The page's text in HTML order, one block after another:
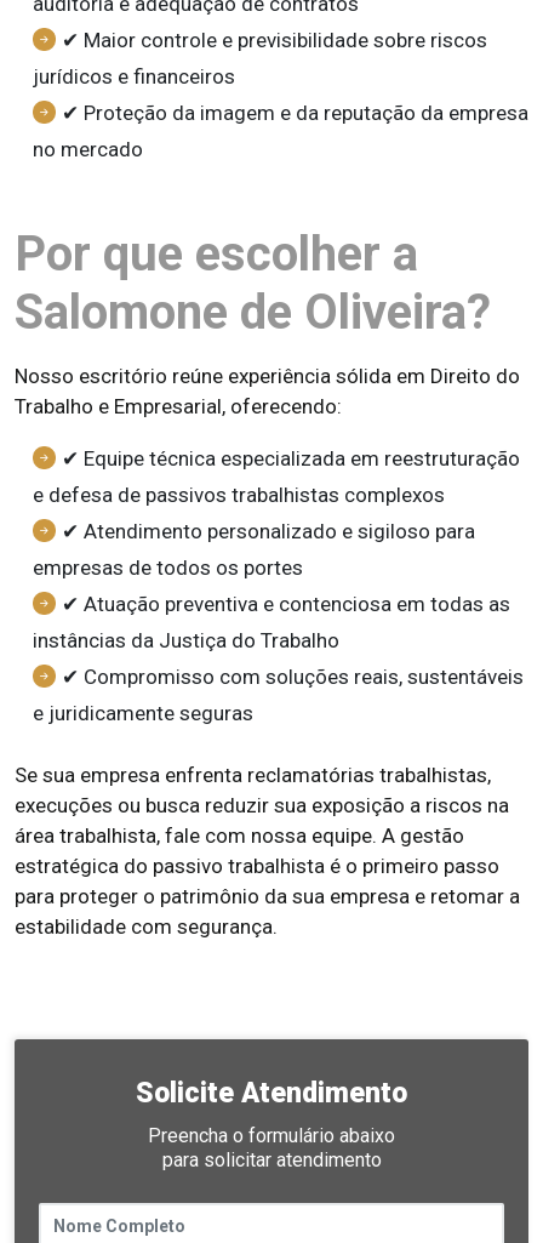
✔ Maior controle e previsibilidade sobre riscos
jurídicos e financeiros
✔ Proteção da imagem e da reputação da empresa
no mercado
Por que escolher a
Salomone de Oliveira?
Nosso escritório reúne experiência sólida em Direito do
Trabalho e Empresarial, oferecendo:
✔ Equipe técnica especializada em reestruturação
e defesa de passivos trabalhistas complexos
✔ Atendimento personalizado e sigiloso para
empresas de todos os portes
✔ Atuação preventiva e contenciosa em todas as
instâncias da Justiça do Trabalho
✔ Compromisso com soluções reais, sustentáveis
e juridicamente seguras
Se sua empresa enfrenta reclamatórias trabalhistas,
execuções ou busca reduzir sua exposição a riscos na
área trabalhista, fale com nossa equipe. A gestão
estratégica do passivo trabalhista é o primeiro passo
para proteger o patrimônio da sua empresa e retomar a
estabilidade com segurança.
Solicite Atendimento
Preencha o formulário abaixo
para solicitar atendimento